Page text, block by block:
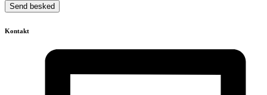
Send besked
Kontakt